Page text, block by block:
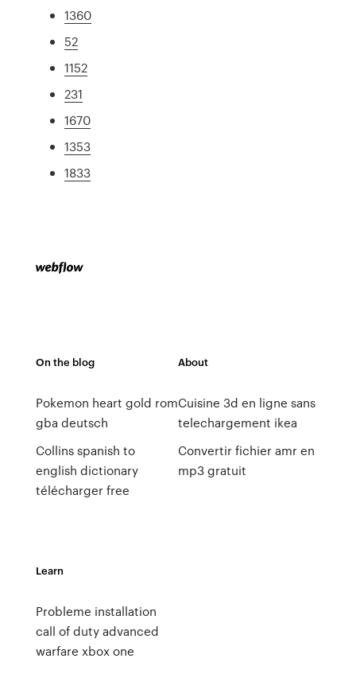
1360
52
1152
231
1670
1353
1833
On the blog
Pokemon heart gold rom
gba deutsch
Collins spanish to
english dictionary
télécharger free
About
Cuisine 3d en ligne sans
telechargement ikea
Convertir fichier amr en
mp3 gratuit
Learn
Probleme installation
call of duty advanced
warfare xbox one